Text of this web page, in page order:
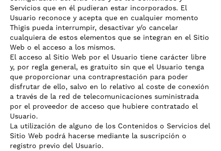
Servicios que en él pudieran estar incorporados. El
Usuario reconoce y acepta que en cualquier momento
Thigis pueda interrumpir, desactivar y/o cancelar
cualquiera de estos elementos que se integran en el Sitio
Web o el acceso a los mismos.
El acceso al Sitio Web por el Usuario tiene carácter libre
y, por regla general, es gratuito sin que el Usuario tenga
que proporcionar una contraprestación para poder
disfrutar de ello, salvo en lo relativo al coste de conexión
a través de la red de telecomunicaciones suministrada
por el proveedor de acceso que hubiere contratado el
Usuario.
La utilización de alguno de los Contenidos o Servicios del
Sitio Web podrá hacerse mediante la suscripción o
registro previo del Usuario.